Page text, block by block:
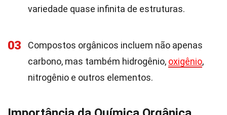
variedade quase infinita de estruturas.
03
Compostos orgânicos incluem não apenas
carbono, mas também hidrogênio, oxigênio,
nitrogênio e outros elementos.